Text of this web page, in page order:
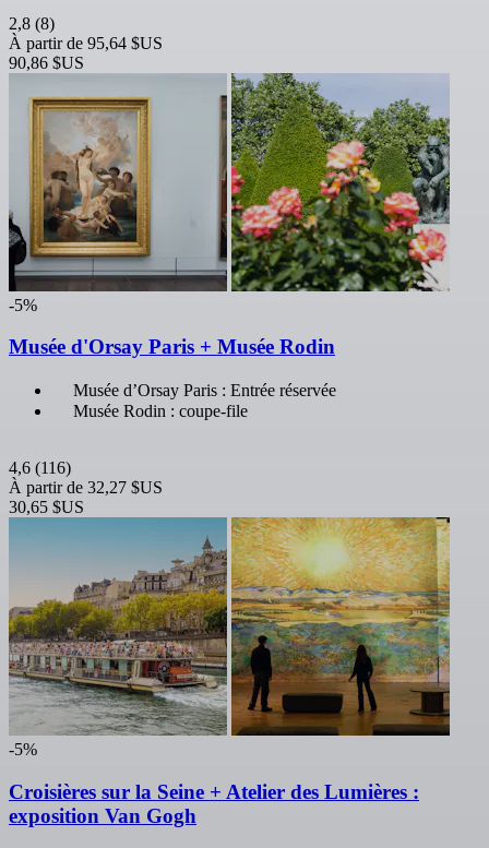
2,8 (8)
À partir de 95,64 $US
90,86 $US
-5%
Musée d'Orsay Paris + Musée Rodin
Musée d’Orsay Paris : Entrée réservée
Musée Rodin : coupe-file
4,6 (116)
À partir de 32,27 $US
30,65 $US
-5%
Croisières sur la Seine + Atelier des Lumières :
exposition Van Gogh